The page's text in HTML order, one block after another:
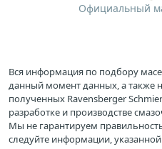
Официальный
Вся информация по подбору
данный момент данных, а также
полученных Ravensberger
разработке и производстве
Мы не гарантируем
следуйте информации,